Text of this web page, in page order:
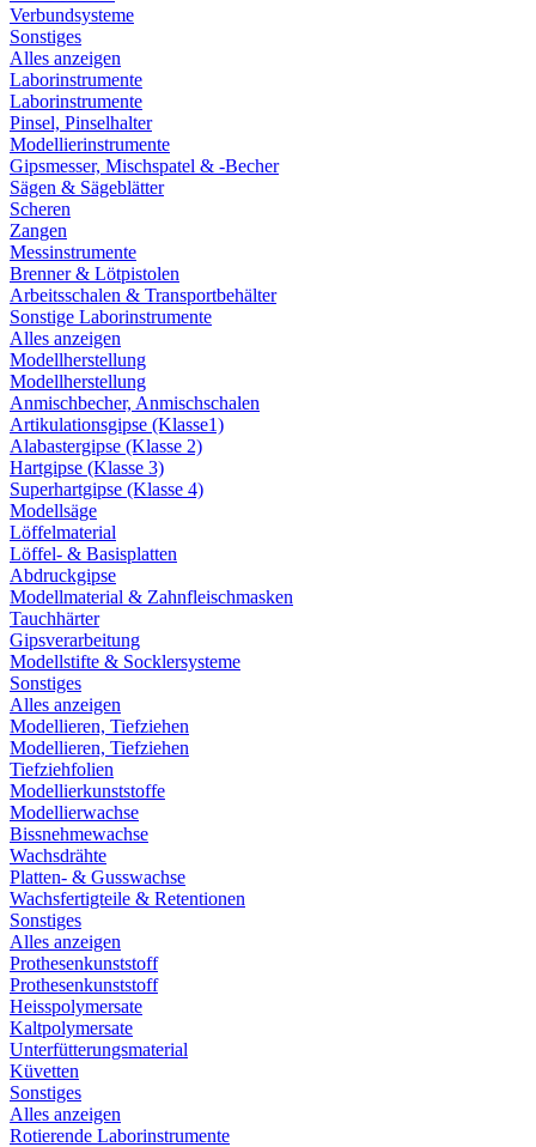
Verbundsysteme
Sonstiges
Alles anzeigen
Laborinstrumente
Laborinstrumente
Pinsel, Pinselhalter
Modellierinstrumente
Gipsmesser, Mischspatel & -Becher
Sägen & Sägeblätter
Scheren
Zangen
Messinstrumente
Brenner & Lötpistolen
Arbeitsschalen & Transportbehälter
Sonstige Laborinstrumente
Alles anzeigen
Modellherstellung
Modellherstellung
Anmischbecher, Anmischschalen
Artikulationsgipse (Klasse1)
Alabastergipse (Klasse 2)
Hartgipse (Klasse 3)
Superhartgipse (Klasse 4)
Modellsäge
Löffelmaterial
Löffel- & Basisplatten
Abdruckgipse
Modellmaterial & Zahnfleischmasken
Tauchhärter
Gipsverarbeitung
Modellstifte & Socklersysteme
Sonstiges
Alles anzeigen
Modellieren, Tiefziehen
Modellieren, Tiefziehen
Tiefziehfolien
Modellierkunststoffe
Modellierwachse
Bissnehmewachse
Wachsdrähte
Platten- & Gusswachse
Wachsfertigteile & Retentionen
Sonstiges
Alles anzeigen
Prothesenkunststoff
Prothesenkunststoff
Heisspolymersate
Kaltpolymersate
Unterfütterungsmaterial
Küvetten
Sonstiges
Alles anzeigen
Rotierende Laborinstrumente